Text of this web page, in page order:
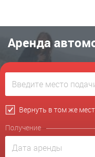
Аренда
Вернуть в том же
Получение